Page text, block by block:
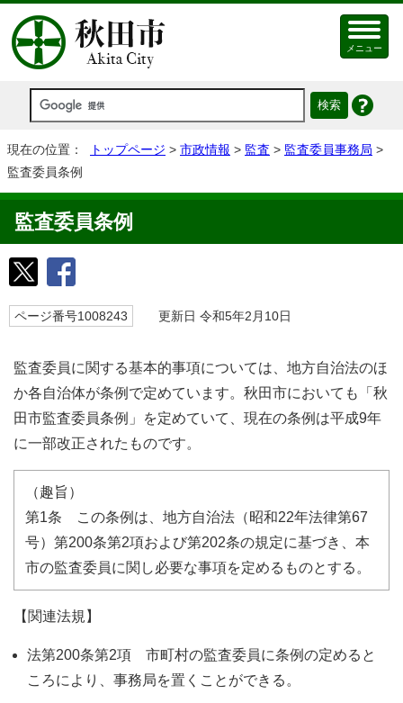
メニュー
現在の位置： トップページ > 市政情報 > 監査 > 監査委員事務局 >
監査委員条例
監査委員条例
ページ番号1008243 更新日 令和5年2月10日
監査委員に関する基本的事項については、地方自治法のほ
か各自治体が条例で定めています。秋田市においても「秋
田市監査委員条例」を定めていて、現在の条例は平成9年
に一部改正されたものです。
（趣旨）
第1条 この条例は、地方自治法（昭和22年法律第67
号）第200条第2項および第202条の規定に基づき、本
市の監査委員に関し必要な事項を定めるものとする。
【関連法規】
法第200条第2項 市町村の監査委員に条例の定めると
ころにより、事務局を置くことができる。